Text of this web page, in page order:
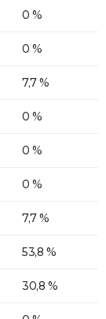
0 %
0 %
7,7 %
0 %
0 %
0 %
7,7 %
53,8 %
30,8 %